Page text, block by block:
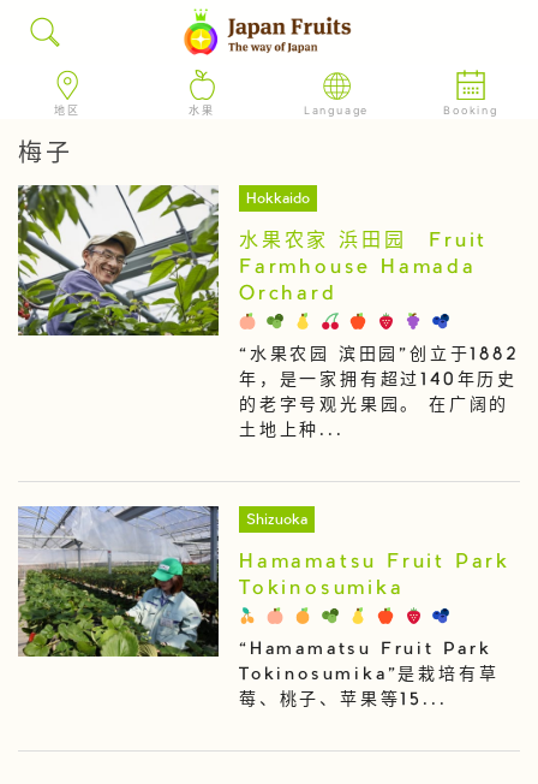
地区 水果 Language Booking
梅子
Hokkaido
水果农家 浜田园 Fruit
Farmhouse Hamada
Orchard
“水果农园 滨田园”创立于1882
年，是一家拥有超过140年历史
的老字号观光果园。 在广阔的
土地上种...
Shizuoka
Hamamatsu Fruit Park
Tokinosumika
“Hamamatsu Fruit Park
Tokinosumika”是栽培有草
莓、桃子、苹果等15...